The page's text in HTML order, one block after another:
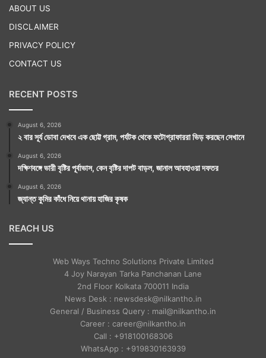
ABOUT US
DISCLAIMER
PRIVACY POLICY
CONTACT US
RECENT POSTS
August 6, 2026
২ বার সূর্য ডোবা দেখবে এক ছোট্ট গ্রাম, পর্যটক থেকে ফটোগ্রাফাররা ভিড় করছেন সেখানে
August 6, 2026
দক্ষিণবঙ্গে ভারী বৃষ্টির পূর্বাভাস, কেন বৃষ্টির দাপট বাড়ল, জানাল আবহাওয়া দফতর
August 6, 2026
জ্যান্ত কুমির কাঁধে নিয়ে থানায় হাজির কৃষক
REACH US
Web Ways Techno Solutions Private Limited
4 Joy Narayan Tarka Panchanan Lane
2nd Floor Kolkata 700011 India
News Desk : newsdesk@nilkantho.in
General / Business Query : mail@nilkantho.in
Career : career@nilkantho.in
Call : +918100168306
WhatsApp : +919830163939